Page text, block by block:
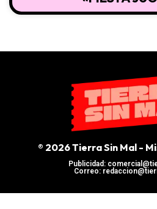
® 2026 Tierra Sin Mal -
Publicidad:
Correo: